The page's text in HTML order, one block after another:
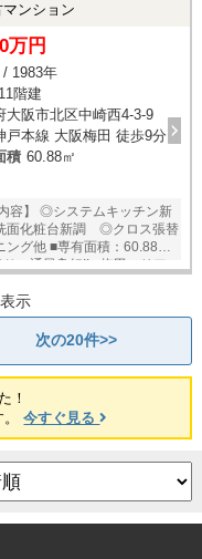
も徒歩圏内の好立地!! ■
能「内覧予約・お問い合
ンション
万円
/ 1983年
階建
大阪市北区中崎西4-3-9
戸本線 大阪梅田 徒歩9分
積 60.88㎡
容】 ◎システムキッチン新
化粧台新調 ◎クロス張替
60.88㎡
好!! ■梅田エリア
！お
いただくか、もしくは24時
ムよりお問い合わせ下さ
ます。ご来店が困難な場
す。
示
次の20件>>
！
。今すぐ見る